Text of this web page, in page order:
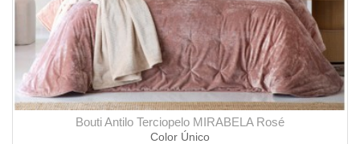
Bouti Antilo Terciopelo MIRABELA Rosé
Color Único